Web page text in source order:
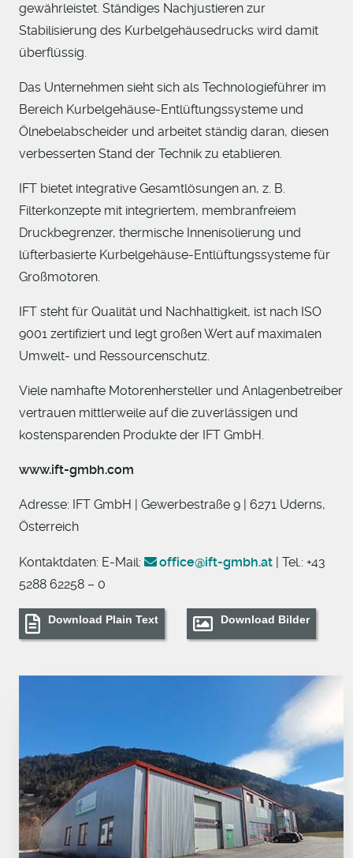
gewährleistet. Ständiges Nachjustieren zur
Stabilisierung des Kurbelgehäusedrucks wird damit
überflüssig.
Das Unternehmen sieht sich als Technologieführer im
Bereich Kurbelgehäuse-Entlüftungssysteme und
Ölnebelabscheider und arbeitet ständig daran, diesen
verbesserten Stand der Technik zu etablieren.
IFT bietet integrative Gesamtlösungen an, z. B.
Filterkonzepte mit integriertem, membranfreiem
Druckbegrenzer, thermische Innenisolierung und
lüfterbasierte Kurbelgehäuse-Entlüftungssysteme für
Großmotoren.
IFT steht für Qualität und Nachhaltigkeit, ist nach ISO
9001 zertifiziert und legt großen Wert auf maximalen
Umwelt- und Ressourcenschutz.
Viele namhafte Motorenhersteller und Anlagenbetreiber
vertrauen mittlerweile auf die zuverlässigen und
kostensparenden Produkte der IFT GmbH.
www.ift-gmbh.com
Adresse: IFT GmbH | Gewerbestraße 9 | 6271 Uderns,
Österreich
Kontaktdaten: E-Mail: office@ift-gmbh.at | Tel.: +43
5288 62258 – 0
Download Plain Text Download Bilder